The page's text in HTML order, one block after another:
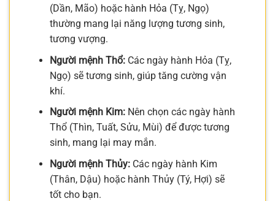
(Dần, Mão) hoặc hành Hỏa (Tỵ, Ngọ)
thường mang lại năng lượng tương sinh,
tương vượng.
Người mệnh Thổ:Các ngày hành Hỏa (Tỵ,
Ngọ) sẽ tương sinh, giúp tăng cường vận
khí.
Người mệnh Kim:Nên chọn các ngày hành
Thổ (Thìn, Tuất, Sửu, Mùi) để được tương
sinh, mang lại may mắn.
Người mệnh Thủy:Các ngày hành Kim
(Thân, Dậu) hoặc hành Thủy (Tý, Hợi) sẽ
tốt cho bạn.